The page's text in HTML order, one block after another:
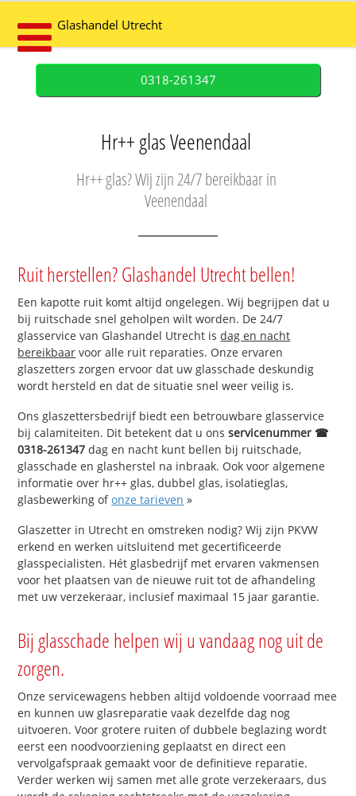
Glashandel Utrecht
0318-261347
Hr++ glas Veenendaal
Hr++ glas? Wij zijn 24/7 bereikbaar in
Veenendaal
Ruit herstellen? Glashandel Utrecht bellen!
Een kapotte ruit komt altijd ongelegen. Wij begrijpen dat u
bij ruitschade snel geholpen wilt worden. De 24/7
glasservice van Glashandel Utrecht isdag en nacht
bereikbaar voor alle ruit reparaties. Onze ervaren
glaszetters zorgen ervoor dat uw glasschade deskundig
wordt hersteld en dat de situatie snel weer veilig is.
Ons glaszettersbedrijf biedt een betrouwbare glasservice
bij calamiteiten. Dit betekent dat u onsservicenummer ☎
0318-261347 dag en nacht kunt bellen bij ruitschade,
glasschade en glasherstel na inbraak. Ook voor algemene
informatie over hr++ glas, dubbel glas, isolatieglas,
glasbewerking ofonze tarieven »
Glaszetter in Utrecht en omstreken nodig? Wij zijn PKVW
erkend en werken uitsluitend met gecertificeerde
glasspecialisten. Hét glasbedrijf met ervaren vakmensen
voor het plaatsen van de nieuwe ruit tot de afhandeling
met uw verzekeraar, inclusief maximaal 15 jaar garantie.
Bij glasschade helpen wij u vandaag nog uit de
zorgen.
Onze servicewagens hebben altijd voldoende voorraad mee
en kunnen uw glasreparatie vaak dezelfde dag nog
uitvoeren. Voor grotere ruiten of dubbele beglazing wordt
eerst een noodvoorziening geplaatst en direct een
vervolgafspraak gemaakt voor de definitieve reparatie.
Verder werken wij samen met alle grote verzekeraars, dus